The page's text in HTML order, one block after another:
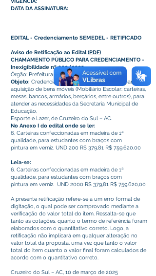
DATA DA ASSINATURA:
EDITAL - Credenciamento SEMEDEL - RETIFICADO
Aviso de Retificação ao Edital(PDF)
CHAMAMENTO PÚBLICO PARA CREDENCIAMENTO -
Inexigibilidade nº 003/2025
Órgão: Prefeitura Municipal de Cruzeiro do Sul
Objeto: Credenciamento de pessoas jurídicas para
aquisição de bens móveis (Mobiliário Escolar: carteiras,
mesas, bancos, armários, berçários, entre outros), para
atender as necessidades da Secretaria Municipal de
Educação,
Esporte e Lazer, de Cruzeiro do Sul – AC.
No Anexo I do edital onde se ler:
6. Carteiras confeccionadas em madeira de 1ª
qualidade, para estudantes com braços com
pintura em verniz. UND 200 R$ 379,81 R$ 759.620,00
Leia-se:
6. Carteiras confeccionadas em madeira de 1ª
qualidade, para estudantes com braços com
pintura em verniz. UND 2000 R$ 379,81 R$ 759.620,00
A presente retificação refere-se a um erro formal de
digitação, o qual pode ser comprovado mediante a
verificação do valor total do item. Ressalta-se que
tanto as cotações, quanto o termo de referência foram
elaborados com o quantitativo correto. Logo, a
retificação não implicará em qualquer alteração no
valor total da proposta, uma vez que tanto o valor
total do item quanto o valor final foram calculados de
acordo com o quantitativo correto.
Cruzeiro do Sul – AC, 10 de março de 2025